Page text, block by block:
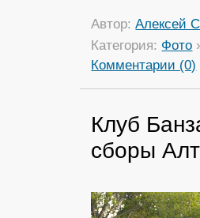
Автор:Алексей
Категория: Фото
Комментарии (0)
Клуб
сборы